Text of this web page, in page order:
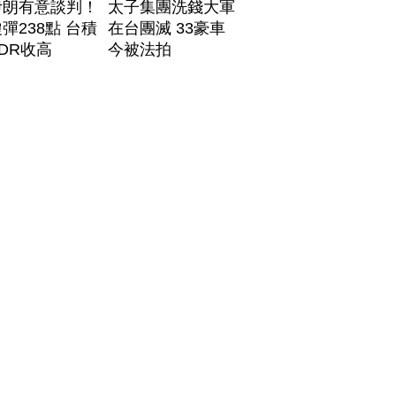
有意談判！
238點 台積
收高
太子集團洗錢大軍
在台團滅 33豪車
今被法拍